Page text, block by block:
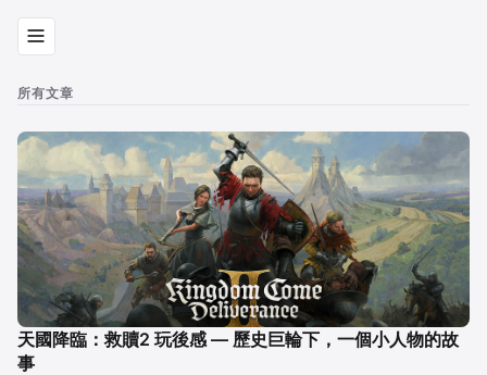
所有文章
天國降臨：救贖2 玩後感 — 歷史巨輪下，一個小人物的故
事